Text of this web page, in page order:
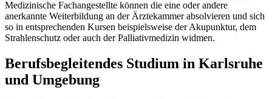
Medizinische Fachangestellte können die eine oder andere
anerkannte Weiterbildung an der Ärztekammer absolvieren und sich
so in entsprechenden Kursen beispielsweise der Akupunktur, dem
Strahlenschutz oder auch der Palliativmedizin widmen.
Berufsbegleitendes Studium in Karlsruhe
und Umgebung